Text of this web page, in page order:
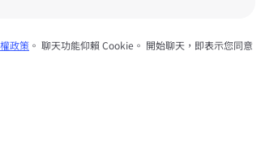
政策 。 聊天功能仰賴 Cookie。 開始聊天，即表示您同意